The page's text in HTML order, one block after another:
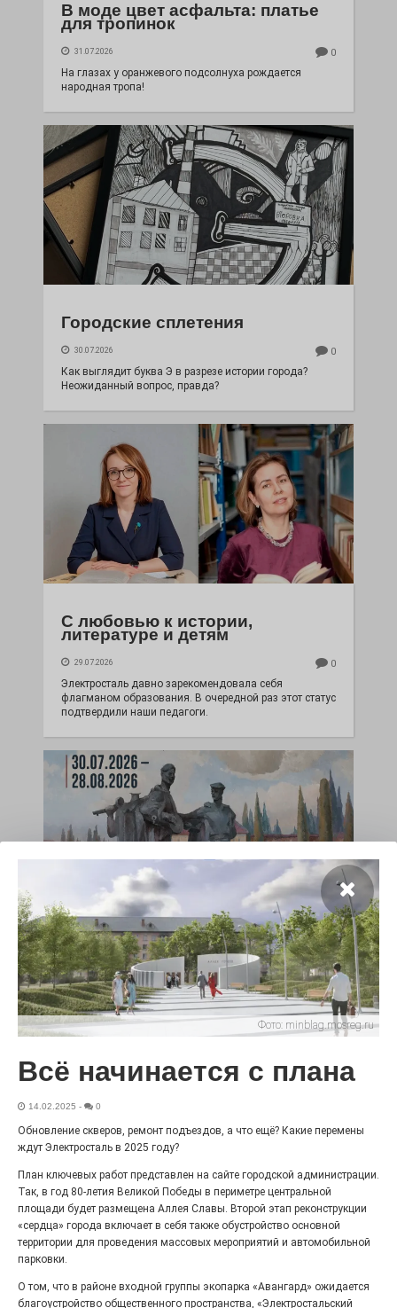
В моде цвет асфальта: платье
для тропинок
31.07.2026 0
На глазах у оранжевого подсолнуха рождается
народная тропа!
Городские сплетения
30.07.2026 0
Как выглядит буква Э в разрезе истории города?
Неожиданный вопрос, правда?
С любовью к истории,
литературе и детям
29.07.2026 0
Электросталь давно зарекомендовала себя
флагманом образования. В очередной раз этот статус
подтвердили наши педагоги.
Чувство Родины — одно на
всех
28.07.2026 0
Выставка «Палитра героизма» — новый масштабный
проект, на который электростальцев приглашает к
себе Выставочный зал им. Олега Коняшина.
путешествуют по городу
Фото: minblag.mosreg.ru
Всё начинается с плана
14.02.2025 - 0
Обновление скверов, ремонт подъездов, а что ещё? Какие перемены
ждут Электросталь в 2025 году?
План ключевых работ представлен на сайте городской администрации.
Так, в год 80-летия Великой Победы в периметре центральной
площади будет размещена Аллея Славы. Второй этап реконструкции
«сердца» города включает в себя также обустройство основной
территории для проведения массовых мероприятий и автомобильной
парковки.
О том, что в районе входной группы экопарка «Авангард» ожидается
благоустройство общественного пространства, «Электростальский